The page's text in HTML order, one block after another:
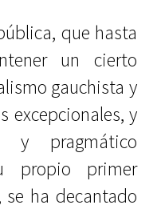
que hasta
un cierto
gauchista y
excepcionales, y
y pragmático
propio primer
se ha decantado